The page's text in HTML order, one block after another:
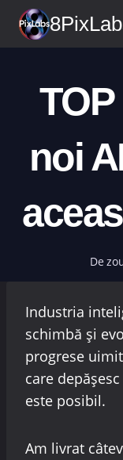
Treci
noi
De
Industria
schimbă și
progrese
care
este posibil.
Am livrat